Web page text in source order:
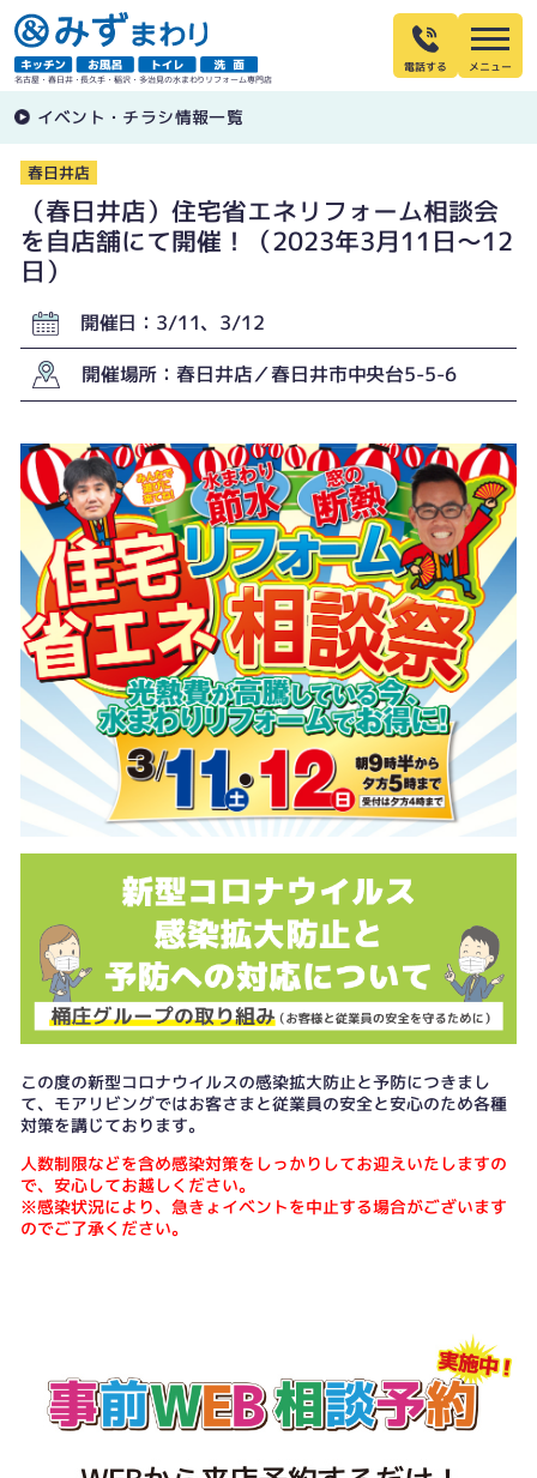
名古屋・春日井・長久手・稲沢・多治見の水まわりリフォーム専門店
電話する
イベント・チラシ情報一覧
春日井店
（春日井店）住宅省エネリフォーム相談会
を自店舗にて開催！（2023年3月11日〜12
日）
開催日：3/11、3/12
開催場所：春日井店／春日井市中央台5-5-6
この度の新型コロナウイルスの感染拡大防止と予防につきまし
て、モアリビングではお客さまと従業員の安全と安心のため各種
対策を講じております。
人数制限などを含め感染対策をしっかりしてお迎えいたしますの
で、安心してお越しください。
※感染状況により、急きょイベントを中止する場合がございます
のでご了承ください。